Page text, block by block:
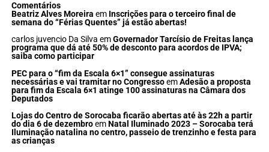
Comentários
Beatriz Alves Moreira em Inscrições para o terceiro final de
semana do “Férias Quentes” já estão abertas!
carlos juvencio Da Silva emGovernador Tarcísio de Freitas lança
programa que dá até 50% de desconto para acordos de IPVA;
saiba como participar
PEC para o “fim da Escala 6×1” consegue assinaturas
necessárias e vai tramitar no CongressoemAdesão a proposta
para fim da Escala 6×1 atinge 100 assinaturas na Câmara dos
Deputados
Lojas do Centro de Sorocaba ficarão abertas até às 22h a partir
do dia 6 de dezembroemNatal Iluminado 2023 – Sorocaba terá
Iluminação natalina no centro, passeio de trenzinho e festa para
as crianças